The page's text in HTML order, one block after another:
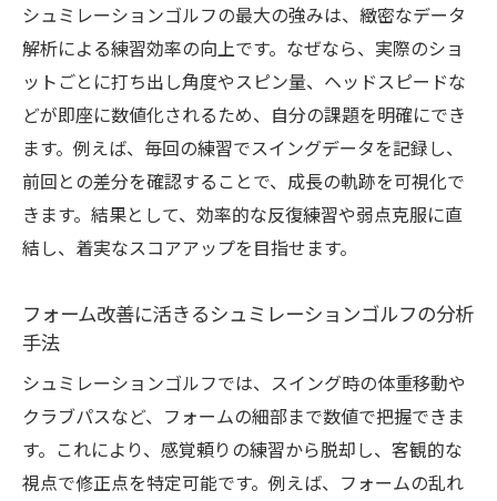
精度と操作性で差が出るゴルフシミュレー
ター比較
自分の成長を実感できる練習環境の作り方
シュミレーションゴルフで成長を実感する
仕組みづくり
モチベーション維持に役立つ練習環境の工
夫
歩
ルフの活用法
継続しやすい練習環境が上達に与える影響
シュミレーションゴルフ練習が自己成長に
つながる理由
シュミレーションゴルフの最大の強みは、緻密なデータ
解析による練習効率の向上です。なぜなら、実際のショ
ットごとに打ち出し角度やスピン量、ヘッドスピードな
どが即座に数値化されるため、自分の課題を明確にでき
ます。例えば、毎回の練習でスイングデータを記録し、
前回との差分を確認することで、成長の軌跡を可視化で
きます。結果として、効率的な反復練習や弱点克服に直
結し、着実なスコアアップを目指せます。
フォーム改善に活きるシュミレーションゴルフの分析
手法
シュミレーションゴルフでは、スイング時の体重移動や
クラブパスなど、フォームの細部まで数値で把握できま
す。これにより、感覚頼りの練習から脱却し、客観的な
視点で修正点を特定可能です。例えば、フォームの乱れ